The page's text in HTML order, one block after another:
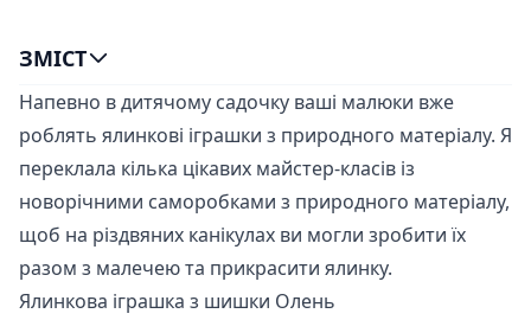
Напевно в дитячому садочку ваші малюки вже
роблять ялинкові іграшки з природного матеріалу. Я
переклала кілька цікавих майстер-класів із
новорічними саморобками з природного матеріалу,
щоб на різдвяних канікулах ви могли зробити їх
разом з малечею та прикрасити ялинку.
Ялинкова іграшка з шишки Олень
ЗМІСТ